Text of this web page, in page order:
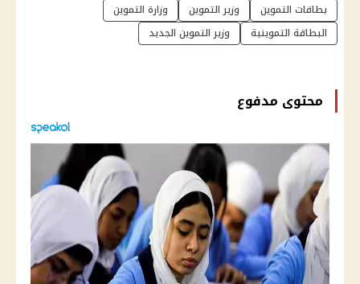
بطاقات التموين وزير التموين
وزارة التموين
البطاقة التموينية
وزير التموين الجديد
محتوى مدفوع